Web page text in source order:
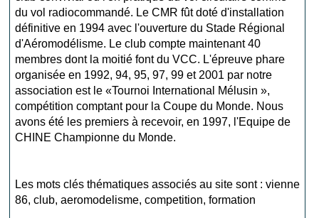
du vol radiocommandé. Le CMR fût doté d'installation
définitive en 1994 avec l'ouverture du Stade Régional
d'Aéromodélisme. Le club compte maintenant 40
membres dont la moitié font du VCC. L'épreuve phare
organisée en 1992, 94, 95, 97, 99 et 2001 par notre
association est le «Tournoi International Mélusin »,
compétition comptant pour la Coupe du Monde. Nous
avons été les premiers à recevoir, en 1997, l'Equipe de
CHINE Championne du Monde.
Les mots clés thématiques associés au site sont :vienne
86,club,aeromodelisme,competition,formation